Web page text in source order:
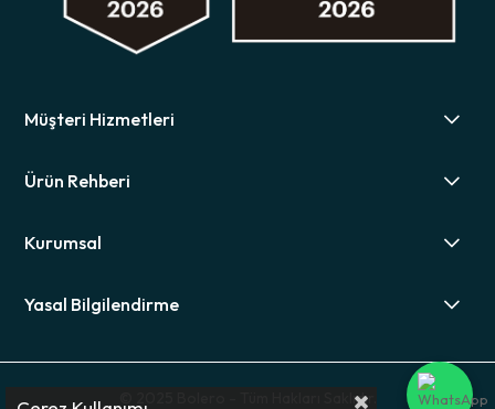
Müşteri Hizmetleri
Ürün Rehberi
Kurumsal
Yasal Bilgilendirme
© 2025 Bolero - Tüm Hakları Saklıdır.